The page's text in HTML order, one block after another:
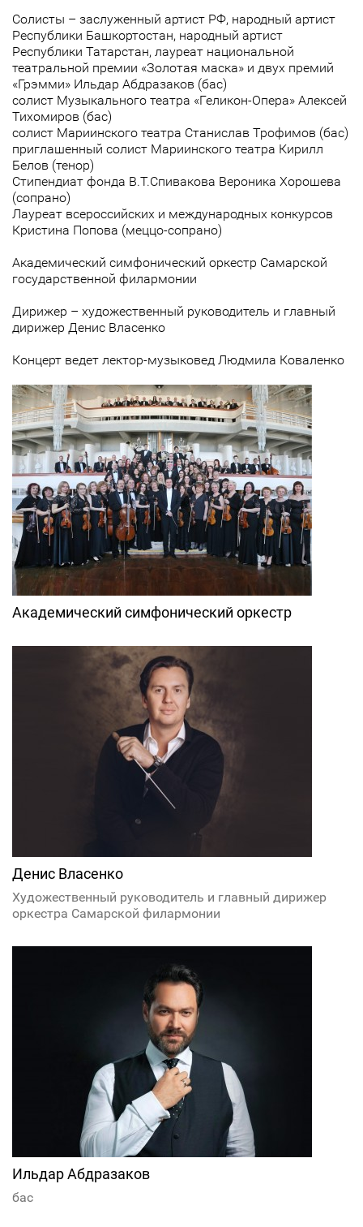
Солисты – заслуженный артист РФ, народный артист
Республики Башкортостан, народный артист
Республики Татарстан, лауреат национальной
театральной премии «Золотая маска» и двух премий
«Грэмми» Ильдар Абдразаков (бас)
солист Музыкального театра «Геликон-Опера» Алексей
Тихомиров (бас)
солист Мариинского театра Станислав Трофимов (бас)
приглашенный солист Мариинского театра Кирилл
Белов (тенор)
Стипендиат фонда В.Т.Спивакова Вероника Хорошева
(сопрано)
Лауреат всероссийских и международных конкурсов
Кристина Попова (меццо-сопрано)
Академический симфонический оркестр Самарской
государственной филармонии
Дирижер – художественный руководитель и главный
дирижер Денис Власенко
Концерт ведет лектор-музыковед Людмила Коваленко
Академический симфонический оркестр
Денис Власенко
Художественный руководитель и главный дирижер
оркестра Самарской филармонии
Ильдар Абдразаков
бас